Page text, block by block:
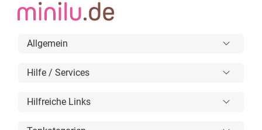
Allgemein
Hilfe / Services
Hilfreiche Links